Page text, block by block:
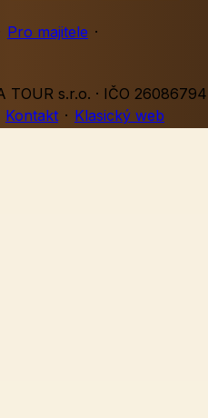
Pro majitele ·
s.r.o. · IČO 26086794
Kontakt · Klasický web